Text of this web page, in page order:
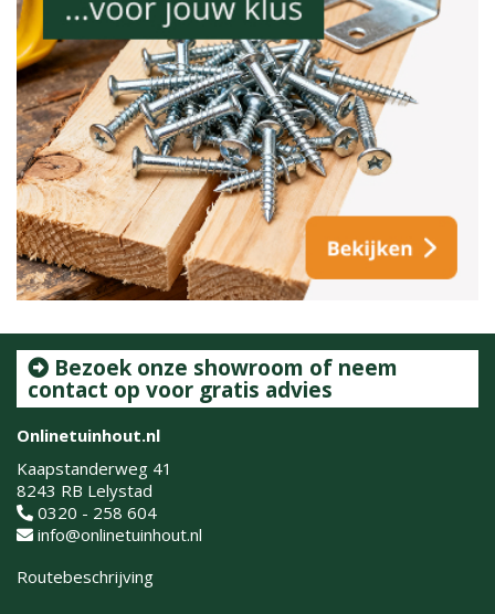
Bezoek onze showroom of neem
contact op voor gratis advies
Onlinetuinhout.nl
Kaapstanderweg 41
8243 RB Lelystad
0320 - 258 604
info@onlinetuinhout.nl
Routebeschrijving